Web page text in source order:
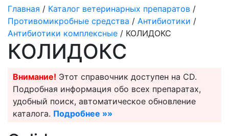
Главная / Каталог ветеринарных препаратов /
Противомикробные средства / Антибиотики /
Антибиотики комплексные / КОЛИДОКС
КОЛИДОКС
Внимание! Этот справочник доступен на CD.
Подробная информация обо всех препаратах,
удобный поиск, автоматическое обновление
каталога. Подробнее »»